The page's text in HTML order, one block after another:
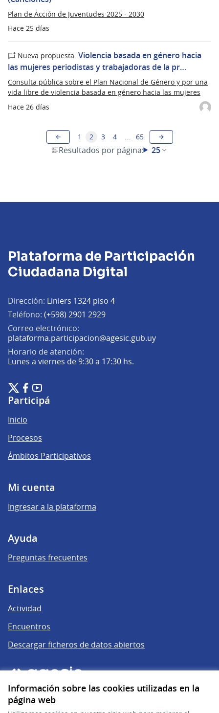
Información sobre las cookies utilizadas en la
página web
Hace 25 días
Plan de Acción de Juventudes 2025 - 2030
Hace 26 días
Nueva propuesta: Violencia basada en género hacia
las mujeres periodistas y trabajadoras de la pr…
Consulta pública sobre el Plan Nacional de Género y por una
vida libre de violencia basada en género hacia las mujeres
Resultados por página: 25
1 2 3 4 65
Plataforma de Participación
Ciudadana Digital
Dirección: Liniers 1324 piso 4
Teléfono: (+598) 2901 2929
Correo electrónico:
plataforma.participacion@agesic.gub.uy(Abrir en una
Horario de atención:
Lunes a viernes de 9:30 a 17:30 hs.
Plataforma de Participación Ciudadana Digital en X
(Enlace externo)
Plataforma de Participación Ciudadana Digital en Facebook
(Enlace externo)
Plataforma de Participación Ciudadana Digital en
(Enlace externo)
Participá
Inicio
Procesos
Ámbitos Participativos
Mi cuenta
Ingresar a la plataforma
Ayuda
Preguntas frecuentes
Enlaces
Actividad
Encuentros
Descargar ficheros de datos abiertos